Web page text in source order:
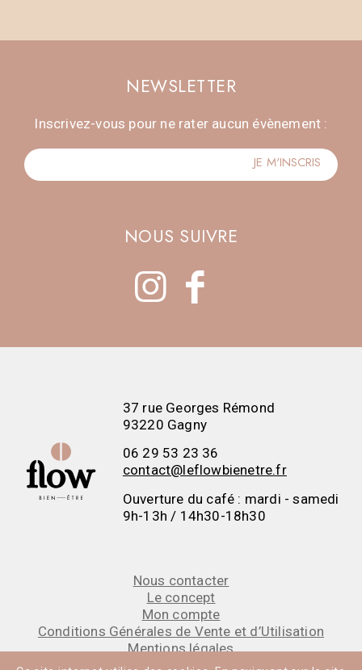
NEWSLETTER
Inscrivez-vous pour ne rater aucun évènement :
NOUS SUIVRE
37 rue Georges Rémond
93220 Gagny
06 29 53 23 36
contact@leflowbienetre.fr
Ouverture du café : mardi - samedi
9h-13h / 14h30-18h30
Nous contacter
Le concept
Mon compte
Conditions Générales de Vente et d’Utilisation
Mentions légales